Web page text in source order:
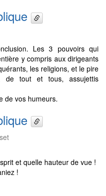
Les 3 pouvoirs qui
y compris aux dirigeants
les religions, et le pire
de tout et tous, assujettis
de vos humeurs.
et quelle hauteur de vue !
!